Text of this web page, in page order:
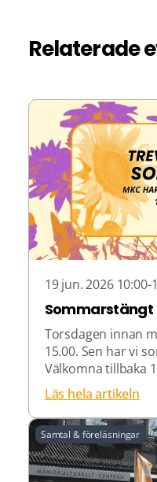
Relaterade
19 jun. 2026 10:00-
Sommarstängt
Torsdagen innan
15.00. Sen har vi
Välkomna tillbaka
Läs hela artikeln
Samtal & föreläsningar